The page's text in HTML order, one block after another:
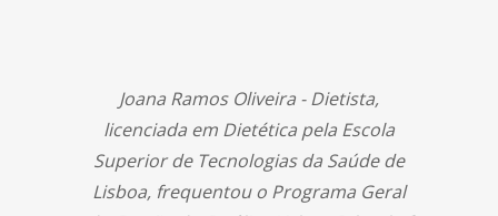
Joana Ramos Oliveira - Dietista,
licenciada em Dietética pela Escola
Superior de Tecnologias da Saúde de
Lisboa, frequentou o Programa Geral